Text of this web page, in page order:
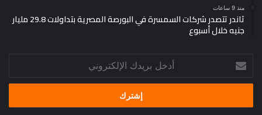
منذ 9 ساعات
ثاندر تتصدر شركات السمسرة في البورصة المصرية بتداولات 29.8 مليار
جنيه خلال أسبوع
بريدك
الإلكتروني